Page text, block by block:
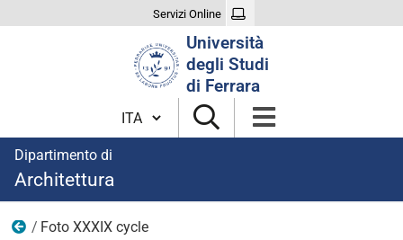
Servizi Online
Università
degli Studi
di Ferrara
Cambia lingua
Dipartimento di
Architettura
XXXIX Cycle
Foto XXXIX cycle